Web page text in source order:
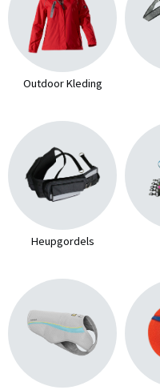
Outdoor Kleding
Heupgordels